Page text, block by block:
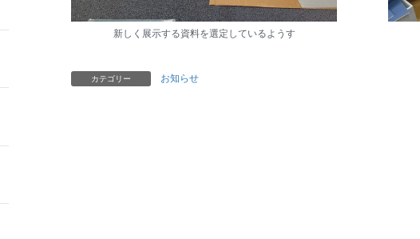
新しく展示する資料を選定しているようす
カテゴリー お知らせ